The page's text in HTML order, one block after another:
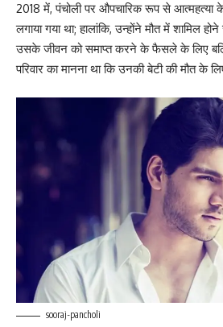
2018 में, पंचोली पर औपचारिक रूप से आत्महत्या
लगाया गया था; हालांकि, उन्होंने मौत में शामिल
उसके जीवन को समाप्त करने के फैसले के लिए बलि
परिवार का मानना ​​था कि उनकी बेटी की मौत के
sooraj-pancholi